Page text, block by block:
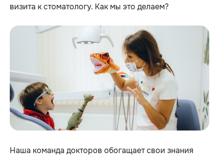
визита к стоматологу. Как мы это делаем?
Наша команда докторов обогащает свои знания